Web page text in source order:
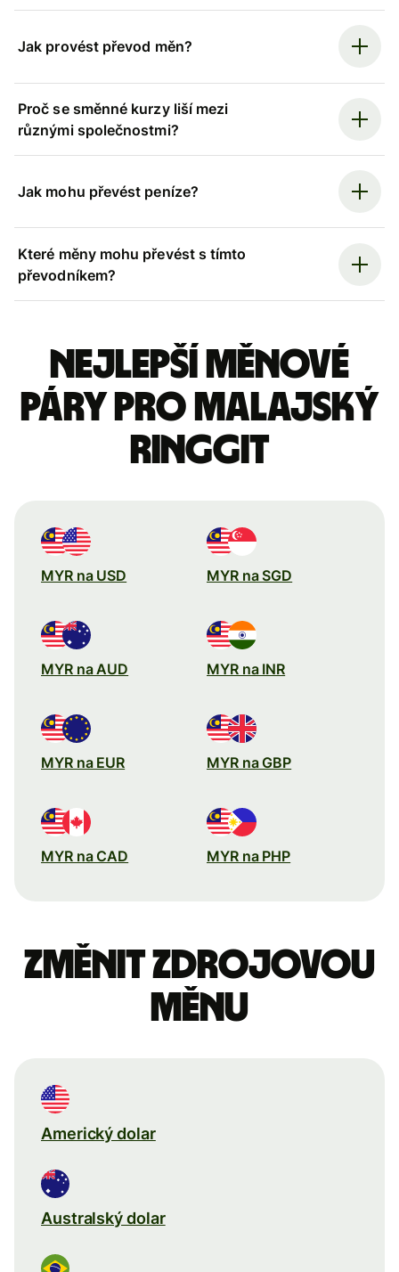
Jak provést převod měn?
Proč se směnné kurzy liší mezi
různými společnostmi?
Jak mohu převést peníze?
Které měny mohu převést s tímto
převodníkem?
Nejlepší měnové
páry pro malajský
ringgit
MYR na USD MYR na SGD
MYR na AUD MYR na INR
MYR na EUR MYR na GBP
MYR na CAD MYR na PHP
Změnit zdrojovou
měnu
Americký dolar
Australský dolar